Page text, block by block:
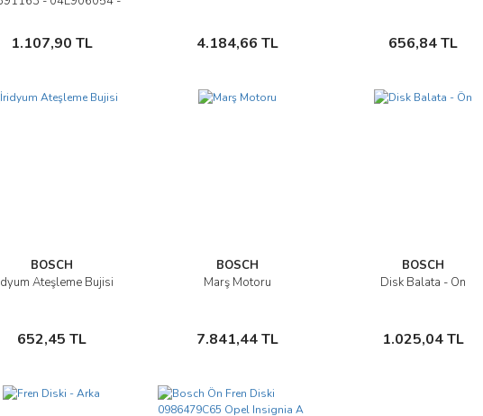
06L906054E
1.107,90 TL
Sepete Ekle 4.184,66 TL
Sepete Ekle 656,84 TL
Sepete Ekle
BOSCH
Ateşleme Bujisi
652,45 TL
İncele
Sepete Ekle
BOSCH
Marş Motoru
7.841,44 TL
İncele
Sepete Ekle
BOSCH
Disk Balata - Ön
1.025,04 TL
İncele
Sepete Ekle